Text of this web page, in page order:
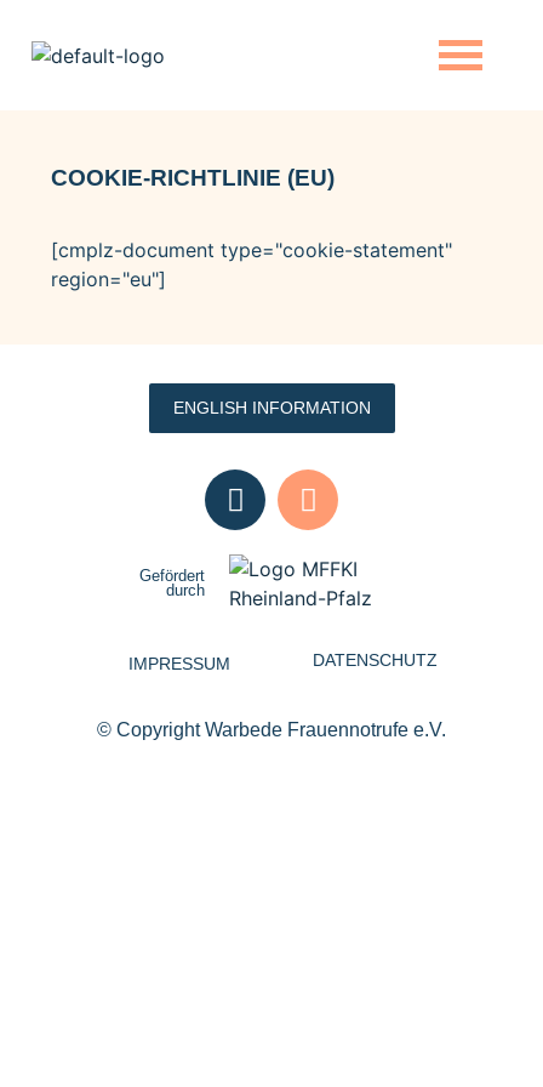
COOKIE-RICHTLINIE (EU)
[cmplz-document type="cookie-statement"
region="eu"]
ENGLISH INFORMATION
Gefördert
durch
IMPRESSUM DATENSCHUTZ
© Copyright Warbede Frauennotrufe e.V.